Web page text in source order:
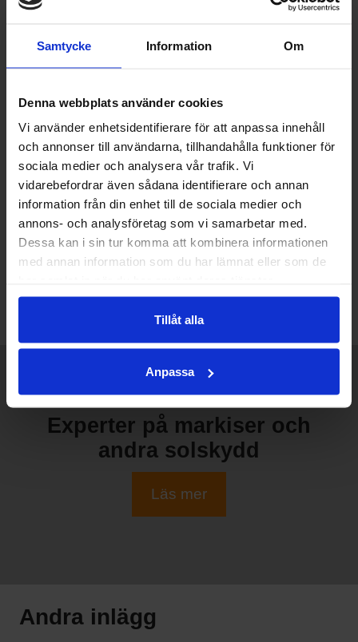
Samtycke Information Om
Denna webbplats använder cookies
Vi använder enhetsidentifierare för att anpassa innehåll
och annonser till användarna, tillhandahålla funktioner för
sociala medier och analysera vår trafik. Vi
vidarebefordrar även sådana identifierare och annan
information från din enhet till de sociala medier och
annons- och analysföretag som vi samarbetar med.
Dessa kan i sin tur komma att kombinera informationen
med annan information som du har lämnat eller som de
Tillåt alla
Anpassa
markiser
Markiser till sekelskifteshus
Finns det något värde i att köpa
begagnade markiser?
Bygg din egen pergola
Nya markiser till uteserveringen
Experter på markiser och
andra solskydd
Läs mer
Andra inlägg